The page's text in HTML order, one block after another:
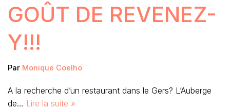
GOÛT DE REVENEZ-
Y!!!
Par Monique Coelho
A la recherche d’un restaurant dans le Gers? L’Auberge
de… Lire la suite »